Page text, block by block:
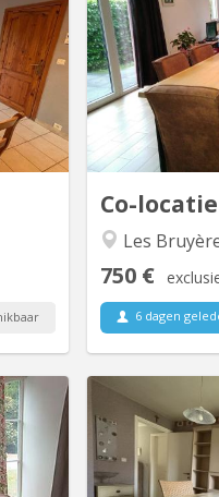
coloc à
se
à
août.
de :
sport,
un
au...
Co-locatie
Les
750 €
6 dagen
Période
- 07/
douche
terrasse,
et tranquille,
1166
in een
met
met
Chambre